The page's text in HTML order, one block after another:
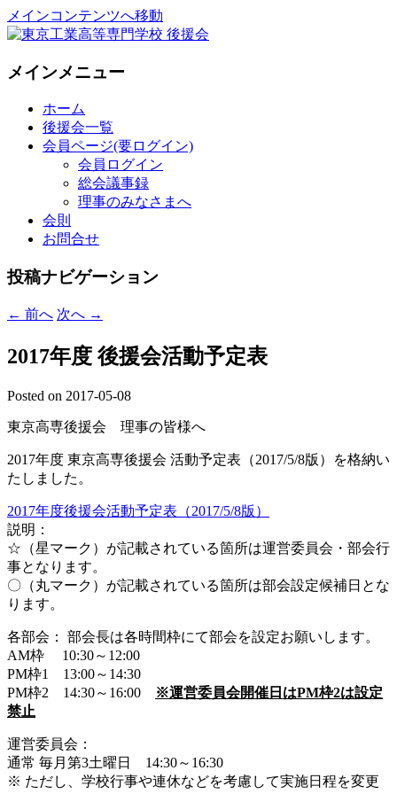
メインコンテンツへ移動
東京工業高等専門学校 後援会
College Supporters.
メインメニュー
ホーム
後援会一覧
会員ページ(要ログイン)
会員ログイン
総会議事録
理事のみなさまへ
会則
お問合せ
投稿ナビゲーション
← 前へ 次へ →
2017年度 後援会活動予定表
Posted on 2017-05-08
東京高専後援会 理事の皆様へ
2017年度 東京高専後援会 活動予定表（2017/5/8版）を格納い
たしました。
2017年度後援会活動予定表（2017/5/8版）
説明：
☆（星マーク）が記載されている箇所は運営委員会・部会行
事となります。
〇（丸マーク）が記載されている箇所は部会設定候補日とな
ります。
各部会： 部会長は各時間枠にて部会を設定お願いします。
AM枠 10:30～12:00
PM枠1 13:00～14:30
PM枠2 14:30～16:00
※運営委員会開催日はPM枠2は設定
禁止
運営委員会：
通常 毎月第3土曜日 14:30～16:30
※ ただし、学校行事や連休などを考慮して実施日程を変更